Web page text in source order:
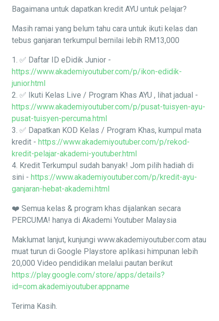
Bagaimana untuk dapatkan kredit AYU untuk pelajar?
Masih ramai yang belum tahu cara untuk ikuti kelas dan
tebus ganjaran terkumpul bernilai lebih RM13,000
1. ✅ Daftar ID eDidik Junior -
https://www.akademiyoutuber.com/p/ikon-edidik-
junior.html
2. ✅ Ikuti Kelas Live / Program Khas AYU , lihat jadual -
https://www.akademiyoutuber.com/p/pusat-tuisyen-ayu-
pusat-tuisyen-percuma.html
3. ✅ Dapatkan KOD Kelas / Program Khas, kumpul mata
kredit - https://www.akademiyoutuber.com/p/rekod-
kredit-pelajar-akademi-youtuber.html
4. Kredit Terkumpul sudah banyak! Jom pilih hadiah di
sini - https://www.akademiyoutuber.com/p/kredit-ayu-
ganjaran-hebat-akademi.html
❤️ Semua kelas & program khas dijalankan secara
PERCUMA! hanya di Akademi Youtuber Malaysia
Maklumat lanjut, kunjungi www.akademiyoutuber.com atau
muat turun di Google Playstore aplikasi himpunan lebih
20,000 Video pendidikan melalui pautan berikut
https://play.google.com/store/apps/details?
id=com.akademiyoutuber.appname
Terima Kasih.